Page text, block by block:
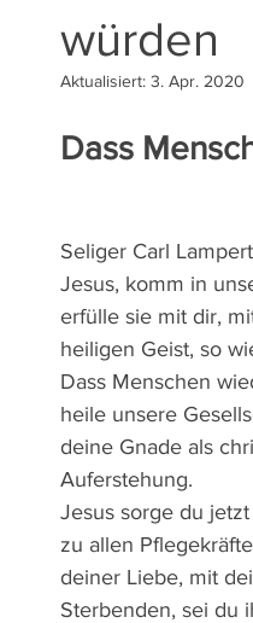
würden
Aktualisiert: 3. Apr. 2020
Dass
Seliger Carl
Jesus, komm in
erfülle sie mit dir,
heiligen Geist, so
Dass Menschen
heile unsere
deine Gnade als
Auferstehung.
Jesus sorge du
zu allen
deiner Liebe, mit
Sterbenden, sei du